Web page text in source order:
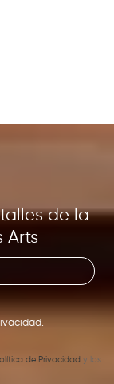
de la
Arts
de Privacidad y los